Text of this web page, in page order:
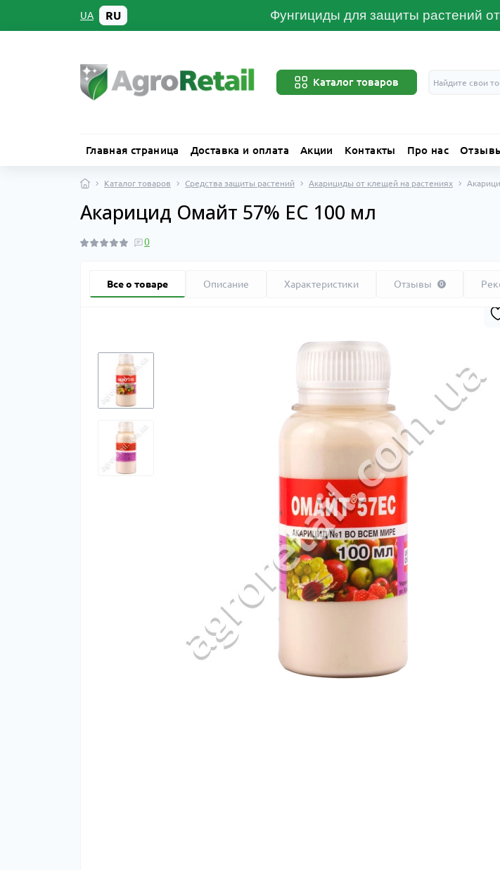
UA RU Фунгициды для защиты растений
Каталог товаров
Главная страница Доставка и оплата Акции Контакты Про нас
Каталог товаров Средства защиты растений Акарициды от клещей на растениях
Акарицид Омайт 57% ЕС 100 мл
0
Все о товаре Описание Характеристики Отзывы 0